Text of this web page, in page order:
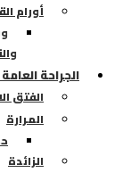
أورام القولون
ورم
والقولون
الجراحة العامة
الفتق الاربي
المرارة
حصوات
الزائدة